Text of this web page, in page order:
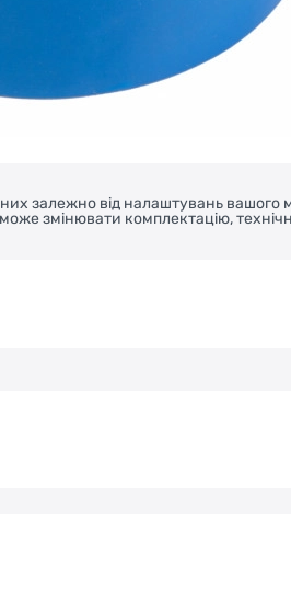
залежно від налаштувань
змінювати комплектацію,